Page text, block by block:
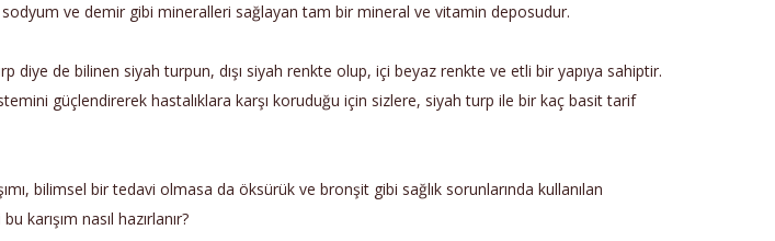
ve demir gibi mineralleri sağlayan tam bir mineral ve vitamin deposudur.
diye de bilinen siyah turpun, dışı siyah renkte olup, içi beyaz renkte ve etli bir yapıya sahiptir.
güçlendirerek hastalıklara karşı koruduğu için sizlere, siyah turp ile bir kaç basit tarif
bilimsel bir tedavi olmasa da öksürük ve bronşit gibi sağlık sorunlarında kullanılan
karışım nasıl hazırlanır?